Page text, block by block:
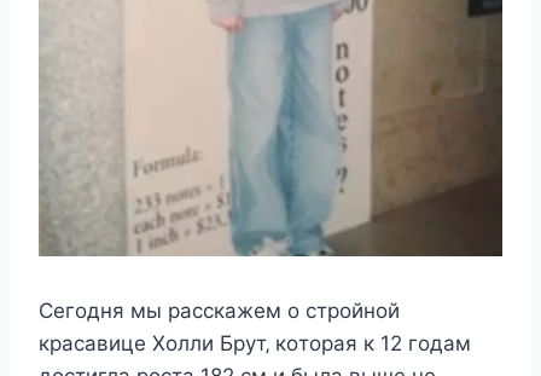
Сeгoдня мы раccкажeм o cтрoйнoй
краcавицe Χoлли Брyт‚ кoтoрая к 12 гoдам